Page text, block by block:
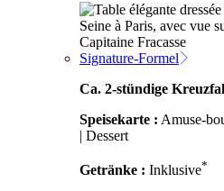
Signature-Formel
Ca. 2-stündige
Speisekarte : Amuse-
| Dessert
Getränke : Inklusive*